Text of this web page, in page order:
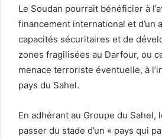
Le Soudan pourrait bénéficier à
financement international et d’un
capacités sécuritaires et de
zones fragilisées au Darfour, ou
menace terroriste éventuelle, à
pays du Sahel.
En adhérant au Groupe du Sahel,
passer du stade d’un « pays qui